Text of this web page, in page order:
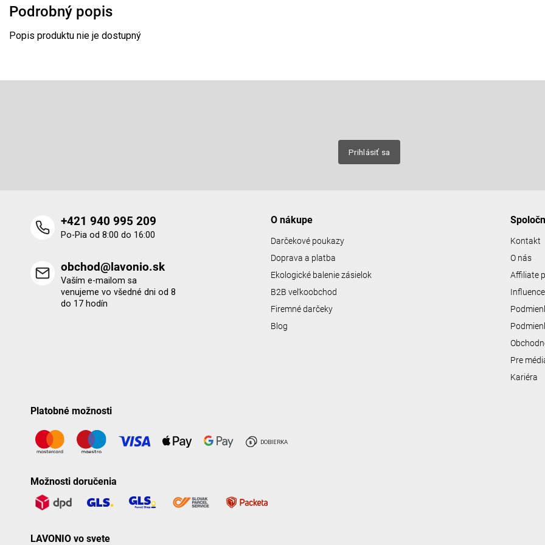
Podrobný popis
Popis produktu nie je dostupný
Prihlásiť sa
+421 940 995 209
Po-Pia od 8:00 do 16:00
obchod@lavonio.sk
Vaším e-mailom sa
venujeme vo všedné dni od 8
do 17 hodín
O nákupe
Darčekové poukazy
Doprava a platba
Ekologické balenie zásielok
B2B veľkoobchod
Firemné darčeky
Blog
Kontakt
O nás
Affiliate
Pre
Kariéra
Platobné možnosti
Možnosti doručenia
LAVONIO vo svete